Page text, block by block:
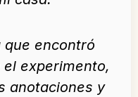
que encontró
experimento,
anotaciones y